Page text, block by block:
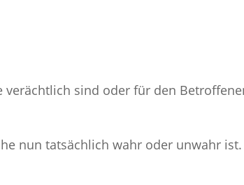
verächtlich sind oder für den
nun tatsächlich wahr oder unwahr ist.